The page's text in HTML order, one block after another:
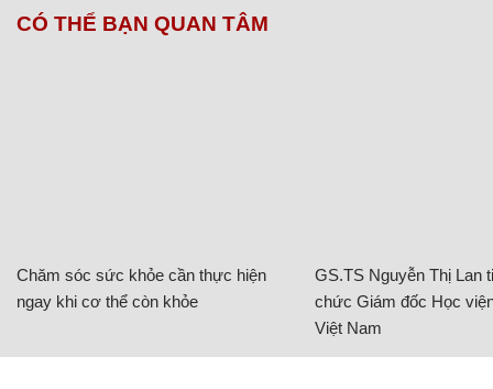
CÓ THỂ BẠN QUAN TÂM
Chăm sóc sức khỏe cần thực hiện
ngay khi cơ thể còn khỏe
GS.TS Nguyễn Thị Lan
chức Giám đốc Học
Việt Nam